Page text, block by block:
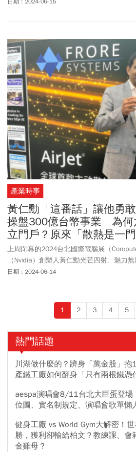
日期：2024-06-15
產業時事
黃仁勳「這番話」讓他勇
操盤300億台幣事業 為何
立門戶？原來「散熱是一門
上周閉幕的2024台北國際電腦展（
（Nvidia）創辦人黃仁勳光芒四射、魅力
技大展，絕對不只他的個人秀，而是各方
年Computex展場裡，從風扇的氣冷、用水
油的浸沒式冷卻（immersion cooling），
跟大家擠在人聲鼎沸的南港展覽館一館展
樓的包廂裡。這就是已經六歲的矽谷散熱
Systems，以及其號稱是全球第一款固態
日期：2024-06-14
1 2 3 4 5
熱門話題
川湖做什麼的？躋身「萬金股」
產鐵工廠如何翻身「只有兩根鐵憑
aespa演唱會8/11台北大巨蛋登場
位圖、實名制規定、演唱會歌單懶
健身工廠 vs World Gym大解密！
勝，獲利卻輸給柏文？教練課、
金雞母？